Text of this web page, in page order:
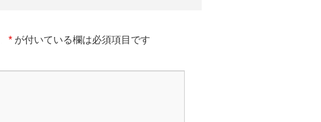
* が付いている欄は必須項目です